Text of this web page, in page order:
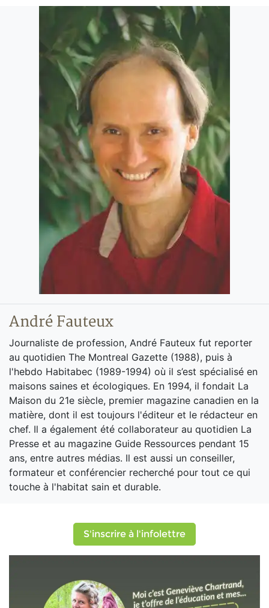
André Fauteux
Journaliste de profession, André Fauteux fut reporter
au quotidien The Montreal Gazette (1988), puis à
l'hebdo Habitabec (1989-1994) où il s’est spécialisé en
maisons saines et écologiques. En 1994, il fondait La
Maison du 21e siècle, premier magazine canadien en la
matière, dont il est toujours l'éditeur et le rédacteur en
chef. Il a également été collaborateur au quotidien La
Presse et au magazine Guide Ressources pendant 15
ans, entre autres médias. Il est aussi un conseiller,
formateur et conférencier recherché pour tout ce qui
touche à l'habitat sain et durable.
S'inscrire à l'infolettre